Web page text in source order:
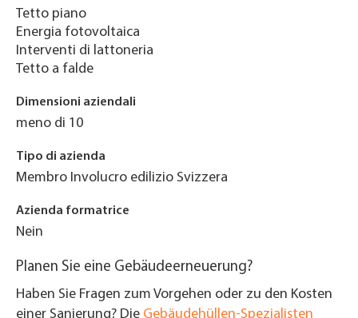
Tetto piano
Energia fotovoltaica
Interventi di lattoneria
Tetto a falde
Dimensioni aziendali
meno di 10
Tipo di azienda
Membro Involucro edilizio Svizzera
Azienda formatrice
Nein
Planen Sie eine Gebäudeerneuerung?
Haben Sie Fragen zum Vorgehen oder zu den Kosten
einer Sanierung? Die Gebäudehüllen-Spezialisten